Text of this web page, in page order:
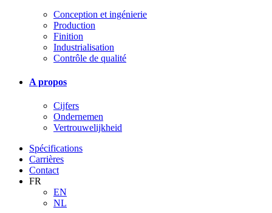
Conception et ingénierie
Production
Finition
Industrialisation
Contrôle de qualité
A propos
Cijfers
Ondernemen
Vertrouwelijkheid
Spécifications
Carrières
Contact
FR
EN
NL